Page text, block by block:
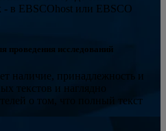
в EBSCOhost или EBSCO
проведения исследований
наличие, принадлежность и
текстов и наглядно
о том, что полный текст